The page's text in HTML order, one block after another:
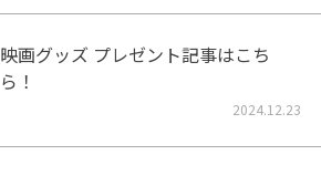
映画グッズ プレゼント記事はこち
ら！
2024.12.23